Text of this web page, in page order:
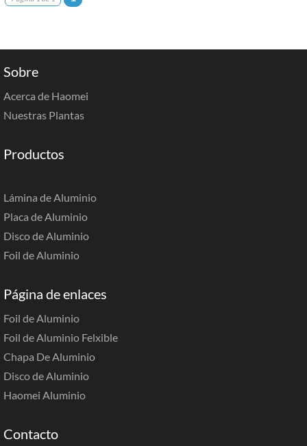
Sobre
Acerca de Haomei
Nuestras Plantas
Productos
Lámina de Aluminio
Placa de Aluminio
Disco de Aluminio
Foil de Aluminio
Página de enlaces
Foil de Aluminio
Foil de Aluminio Felxible
Chapa De Aluminio
Disco de Aluminio
Haomei Aluminio
Contacto